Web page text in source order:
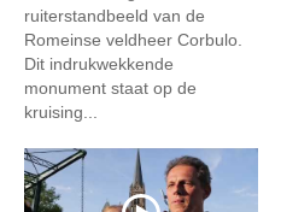
ruiterstandbeeld van de
Romeinse veldheer Corbulo.
Dit indrukwekkende
monument staat op de
kruising...